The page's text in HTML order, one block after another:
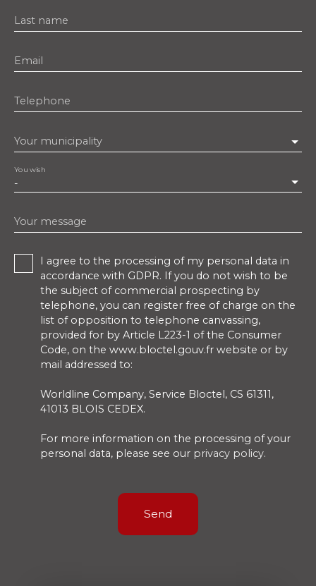
Last name
Email
Telephone
Your municipality
-
You wish
Your message
I agree to the processing of my personal data in
accordance with GDPR. If you do not wish to be
the subject of commercial prospecting by
telephone, you can register free of charge on the
list of opposition to telephone canvassing,
provided for by Article L223-1 of the Consumer
Code, on the www.bloctel.gouv.fr website or by
mail addressed to:
Worldline Company, Service Bloctel, CS 61311,
41013 BLOIS CEDEX.
For more information on the processing of your
personal data, please see our privacy policy.
Send